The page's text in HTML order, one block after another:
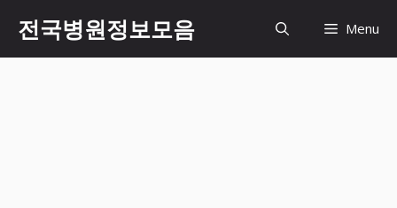
츠
전국병원정보모음 Menu